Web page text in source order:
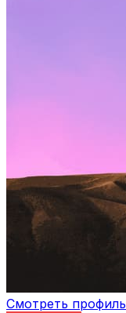
Смотреть профиль